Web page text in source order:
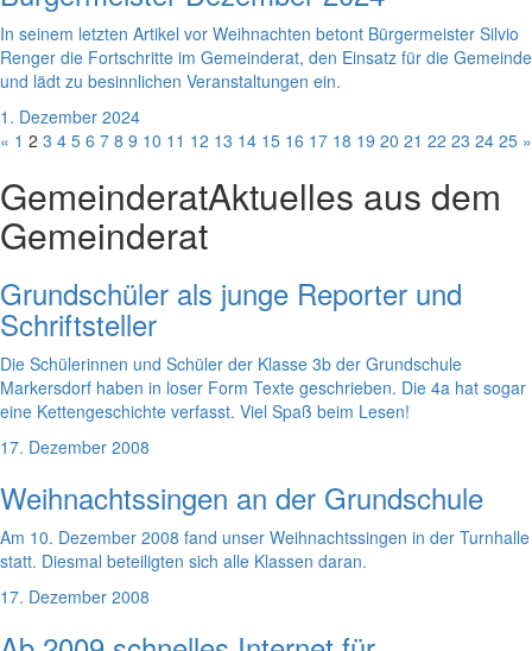
In seinem letzten Artikel vor Weihnachten betont Bürgermeister Silvio
Renger die Fortschritte im Gemeinderat, den Einsatz für die Gemeinde
und lädt zu besinnlichen Veranstaltungen ein.
1. Dezember 2024
« 1 2 3 4 5 6 7 8 9 10 11 12 13 14 15 16 17 18 19 20 21 22 23 24 25 »
GemeinderatAktuelles aus dem
Gemeinderat
Grundschüler als junge Reporter und
Schriftsteller
Die Schülerinnen und Schüler der Klasse 3b der Grundschule
Markersdorf haben in loser Form Texte geschrieben. Die 4a hat sogar
eine Kettengeschichte verfasst. Viel Spaß beim Lesen!
17. Dezember 2008
Weihnachtssingen an der Grundschule
Am 10. Dezember 2008 fand unser Weihnachtssingen in der Turnhalle
statt. Diesmal beteiligten sich alle Klassen daran.
17. Dezember 2008